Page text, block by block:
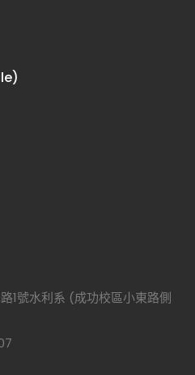
1號水利系 (成功校區小東路側